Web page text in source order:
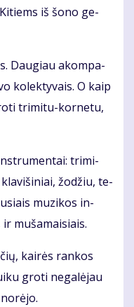
iš šo­no ge­
Dau­giau akom­pa­
ko­lek­ty­vais. O kaip
tri­mi­tu-kor­ne­tu,
tri­mi­
žo­džiu, te­
mu­zi­kos in­
mu­ša­mai­siais.
kai­rės ran­kos
gro­ti ne­ga­lė­jau